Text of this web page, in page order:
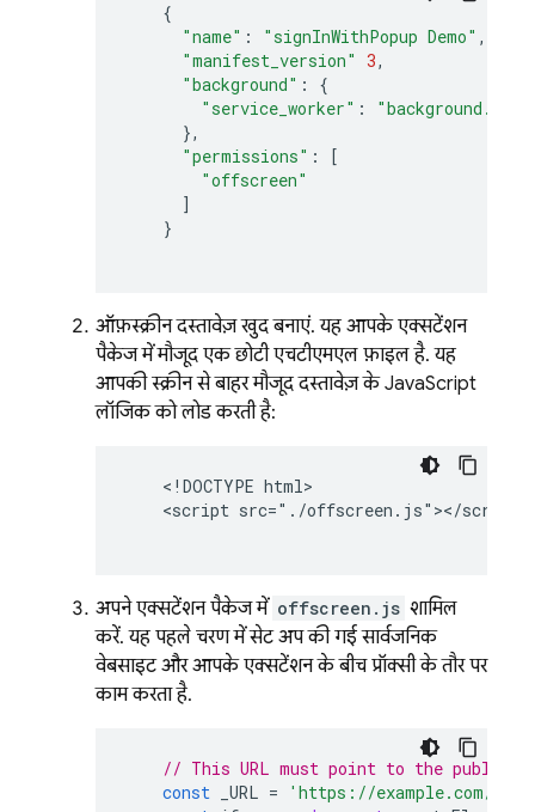
{
"name" : "signInWithPopup Demo" ,
"manifest_version" 3,
"background" :
{
"service_worker" :
"background.js"
},
"permissions" :
[
"offscreen"
]
}
ऑफ़स्क्रीन दस्तावेज़ खुद बनाएं. यह आपके एक्सटेंशन
पैकेज में मौजूद एक छोटी एचटीएमएल फ़ाइल है. यह
आपकी स्क्रीन से बाहर मौजूद दस्तावेज़ के JavaScript
लॉजिक को लोड करती है:
    <!DOCTYPE html>
    <script src="./offscreen.js"></script>
अपने एक्सटेंशन पैकेज में offscreen.js शामिल
करें. यह पहले चरण में सेट अप की गई सार्वजनिक
वेबसाइट और आपके एक्सटेंशन के बीच प्रॉक्सी के तौर पर
काम करता है.
// This URL must point to the public
const
_URL =
'https://example.com/